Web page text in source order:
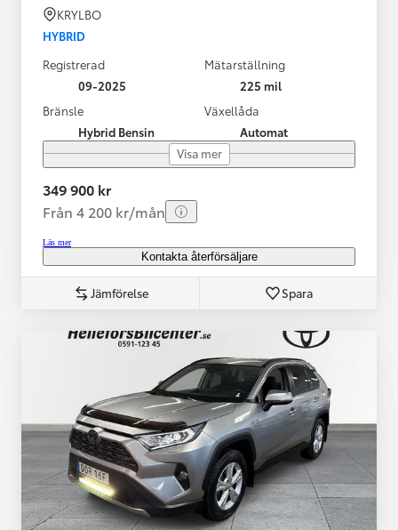
KRYLBO
HYBRID
Registrerad
09-2025
Mätarställning
225 mil
Bränsle
Hybrid Bensin
Växellåda
Automat
Visa mer
349 900 kr
Från 4 200 kr/mån
Läs mer
Kontakta återförsäljare
Jämförelse Spara